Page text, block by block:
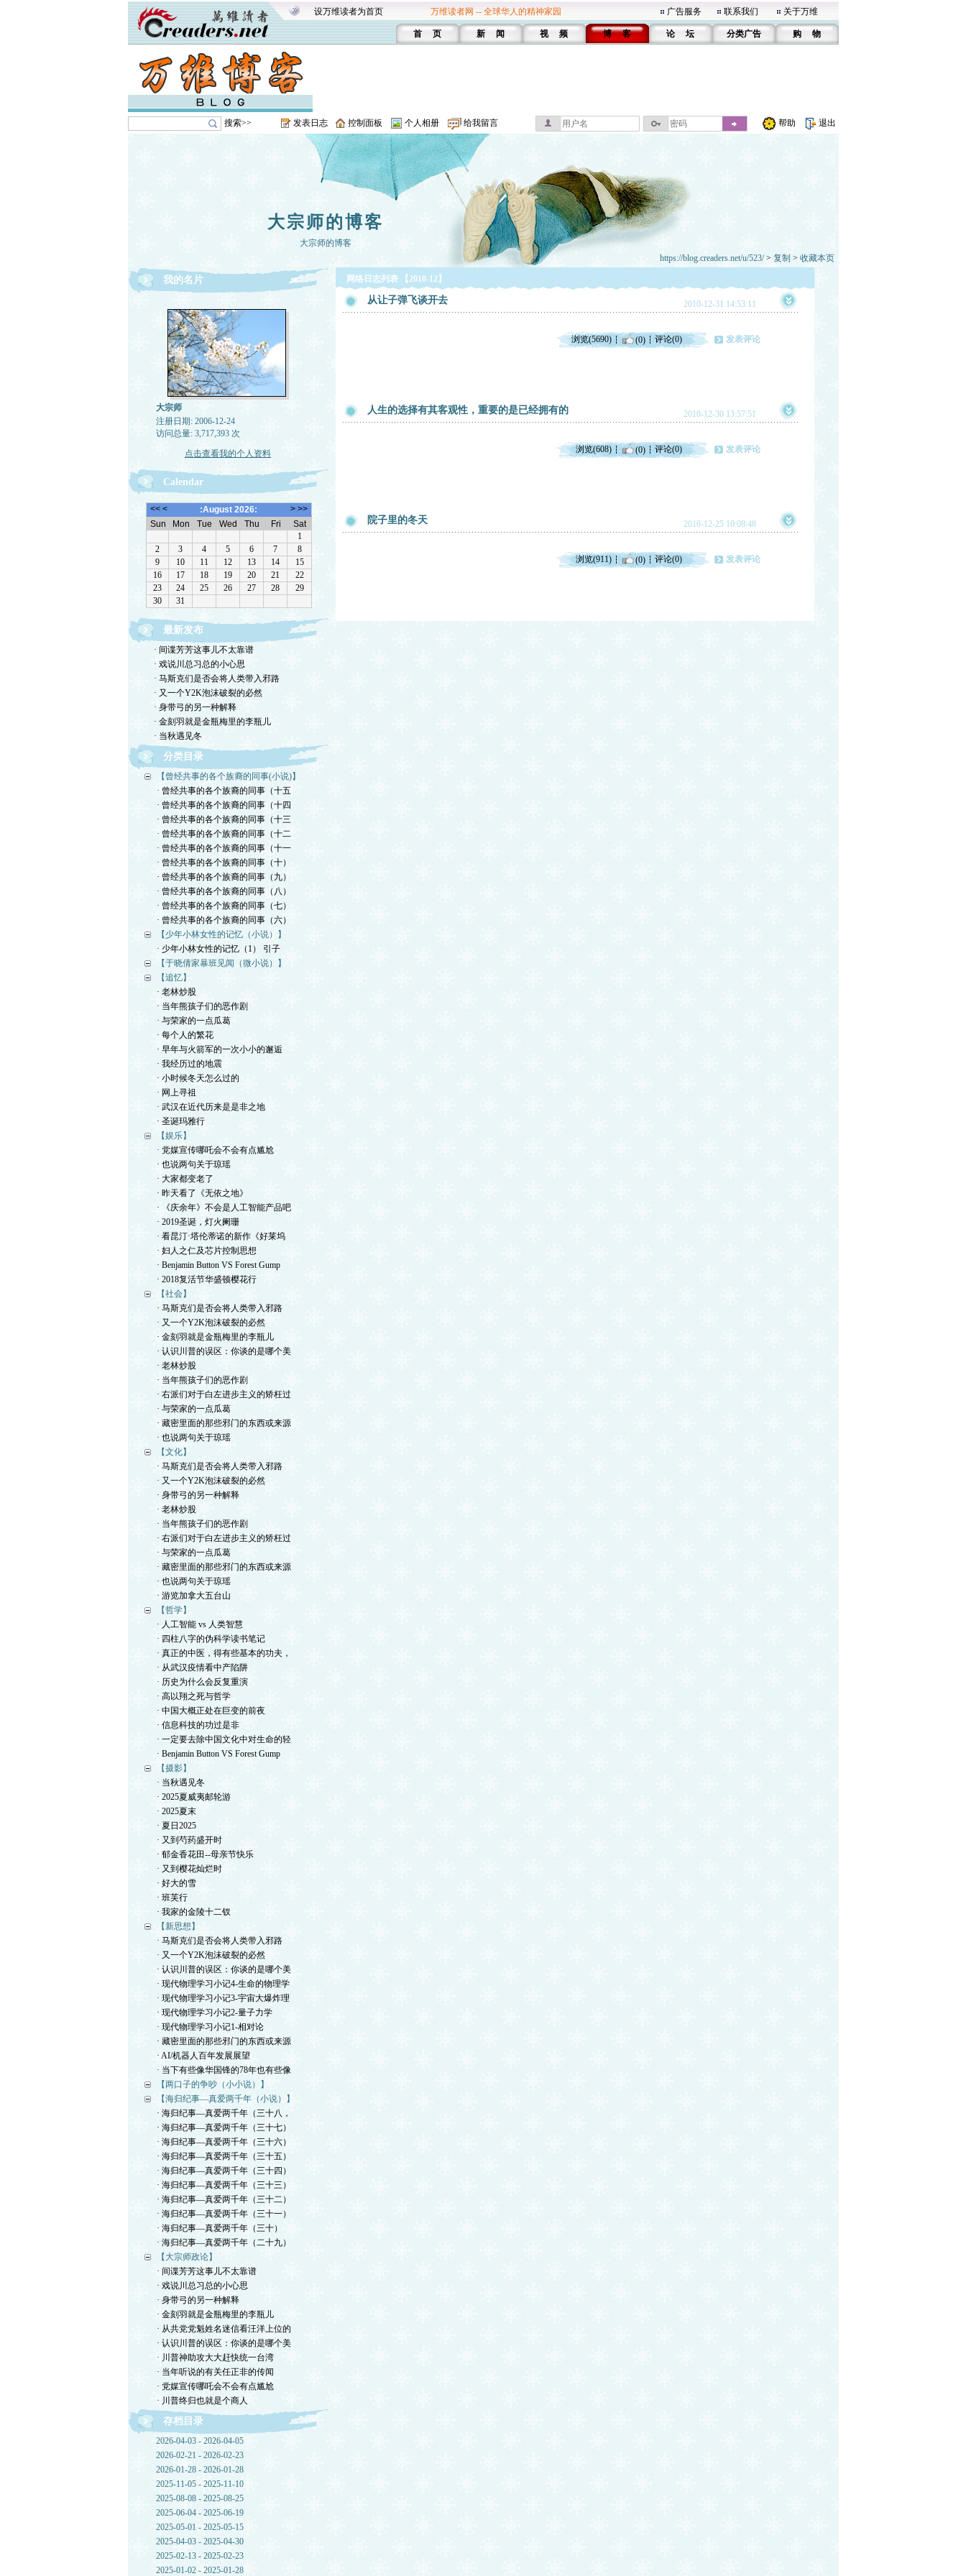
设万维读者为首页 万维读者网 -- 全球华人的精神家园 广告服务 联系我们 关于万维
首 页 新 闻 视 频 博 客 论 坛 分类广告 购 物
搜索>> 发表日志 控制面板 个人相册 给我留言 帮助 退出
大宗师的博客
大宗师的博客
https://blog.creaders.net/u/523/> 复制 > 收藏本页
我的名片
大宗师
注册日期: 2006-12-24
访问总量: 3,717,393 次
点击查看我的个人资料
Calendar
最新发布
· 间谍芳芳这事儿不太靠谱
· 戏说川总习总的小心思
· 马斯克们是否会将人类带入邪路
· 又一个Y2K泡沫破裂的必然
· 身带弓的另一种解释
· 金刻羽就是金瓶梅里的李瓶儿
· 当秋遇见冬
分类目录
【曾经共事的各个族裔的同事(小说)】
· 曾经共事的各个族裔的同事（十五
· 曾经共事的各个族裔的同事（十四
· 曾经共事的各个族裔的同事（十三
· 曾经共事的各个族裔的同事（十二
· 曾经共事的各个族裔的同事（十一
· 曾经共事的各个族裔的同事（十）
· 曾经共事的各个族裔的同事（九）
· 曾经共事的各个族裔的同事（八）
· 曾经共事的各个族裔的同事（七）
· 曾经共事的各个族裔的同事（六）
【少年小林女性的记忆（小说）】
· 少年小林女性的记忆（1） 引子
【于晓倩家暴班见闻（微小说）】
【追忆】
· 老林炒股
· 当年熊孩子们的恶作剧
· 与荣家的一点瓜葛
· 每个人的繁花
· 早年与火箭军的一次小小的邂逅
· 我经历过的地震
· 小时候冬天怎么过的
· 网上寻祖
· 武汉在近代历来是是非之地
· 圣诞玛雅行
【娱乐】
· 党媒宣传哪吒会不会有点尴尬
· 也说两句关于琼瑶
· 大家都变老了
· 昨天看了《无依之地》
· 《庆余年》不会是人工智能产品吧
· 2019圣诞，灯火阑珊
· 看昆汀·塔伦蒂诺的新作《好莱坞
· 妇人之仁及芯片控制思想
· Benjamin Button VS Forest Gump
· 2018复活节华盛顿樱花行
【社会】
· 马斯克们是否会将人类带入邪路
· 又一个Y2K泡沫破裂的必然
· 金刻羽就是金瓶梅里的李瓶儿
· 认识川普的误区：你谈的是哪个美
· 老林炒股
· 当年熊孩子们的恶作剧
· 右派们对于白左进步主义的矫枉过
· 与荣家的一点瓜葛
· 藏密里面的那些邪门的东西或来源
· 也说两句关于琼瑶
【文化】
· 马斯克们是否会将人类带入邪路
· 又一个Y2K泡沫破裂的必然
· 身带弓的另一种解释
· 老林炒股
· 当年熊孩子们的恶作剧
· 右派们对于白左进步主义的矫枉过
· 与荣家的一点瓜葛
· 藏密里面的那些邪门的东西或来源
· 也说两句关于琼瑶
· 游览加拿大五台山
【哲学】
· 人工智能 vs 人类智慧
· 四柱八字的伪科学读书笔记
· 真正的中医，得有些基本的功夫，
· 从武汉疫情看中产陷阱
· 历史为什么会反复重演
· 高以翔之死与哲学
· 中国大概正处在巨变的前夜
· 信息科技的功过是非
· 一定要去除中国文化中对生命的轻
· Benjamin Button VS Forest Gump
【摄影】
· 当秋遇见冬
· 2025夏威夷邮轮游
· 2025夏末
· 夏日2025
· 又到芍药盛开时
· 郁金香花田--母亲节快乐
· 又到樱花灿烂时
· 好大的雪
· 班芙行
· 我家的金陵十二钗
【新思想】
· 马斯克们是否会将人类带入邪路
· 又一个Y2K泡沫破裂的必然
· 认识川普的误区：你谈的是哪个美
· 现代物理学习小记4-生命的物理学
· 现代物理学习小记3-宇宙大爆炸理
· 现代物理学习小记2-量子力学
· 现代物理学习小记1-相对论
· 藏密里面的那些邪门的东西或来源
· AI/机器人百年发展展望
· 当下有些像华国锋的78年也有些像
【两口子的争吵（小小说）】
【海归纪事—真爱两千年（小说）】
· 海归纪事—真爱两千年（三十八，
· 海归纪事—真爱两千年（三十七）
· 海归纪事—真爱两千年（三十六）
· 海归纪事—真爱两千年（三十五）
· 海归纪事—真爱两千年（三十四）
· 海归纪事—真爱两千年（三十三）
· 海归纪事—真爱两千年（三十二）
· 海归纪事—真爱两千年（三十一）
· 海归纪事—真爱两千年（三十）
· 海归纪事—真爱两千年（二十九）
【大宗师政论】
· 间谍芳芳这事儿不太靠谱
· 戏说川总习总的小心思
· 身带弓的另一种解释
· 金刻羽就是金瓶梅里的李瓶儿
· 从共党党魁姓名迷信看汪洋上位的
· 认识川普的误区：你谈的是哪个美
· 川普神助攻大大赶快统一台湾
· 当年听说的有关任正非的传闻
· 党媒宣传哪吒会不会有点尴尬
· 川普终归也就是个商人
存档目录
2026-04-03 - 2026-04-05
2026-02-21 - 2026-02-23
2026-01-28 - 2026-01-28
2025-11-05 - 2025-11-10
2025-08-08 - 2025-08-25
2025-06-04 - 2025-06-19
2025-05-01 - 2025-05-15
2025-04-03 - 2025-04-30
2025-02-13 - 2025-02-23
2025-01-02 - 2025-01-28
网络日志列表 【2010-12】
从让子弹飞谈开去 2010-12-31 14:53:11
浏览(5690) (0) 评论(0) 发表评论
人生的选择有其客观性，重要的是已经拥有的 2010-12-30 13:57:51
浏览(608) (0) 评论(0) 发表评论
院子里的冬天 2010-12-25 10:08:48
浏览(911) (0) 评论(0) 发表评论